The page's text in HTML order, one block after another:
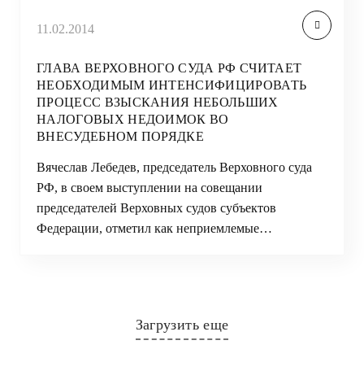
11.02.2014
ГЛАВА ВЕРХОВНОГО СУДА РФ СЧИТАЕТ
НЕОБХОДИМЫМ ИНТЕНСИФИЦИРОВАТЬ
ПРОЦЕСС ВЗЫСКАНИЯ НЕБОЛЬШИХ
НАЛОГОВЫХ НЕДОИМОК ВО
ВНЕСУДЕБНОМ ПОРЯДКЕ
Вячеслав Лебедев, председатель Верховного суда
РФ, в своем выступлении на совещании
председателей Верховных судов субъектов
Федерации, отметил как неприемлемые…
Загрузить еще